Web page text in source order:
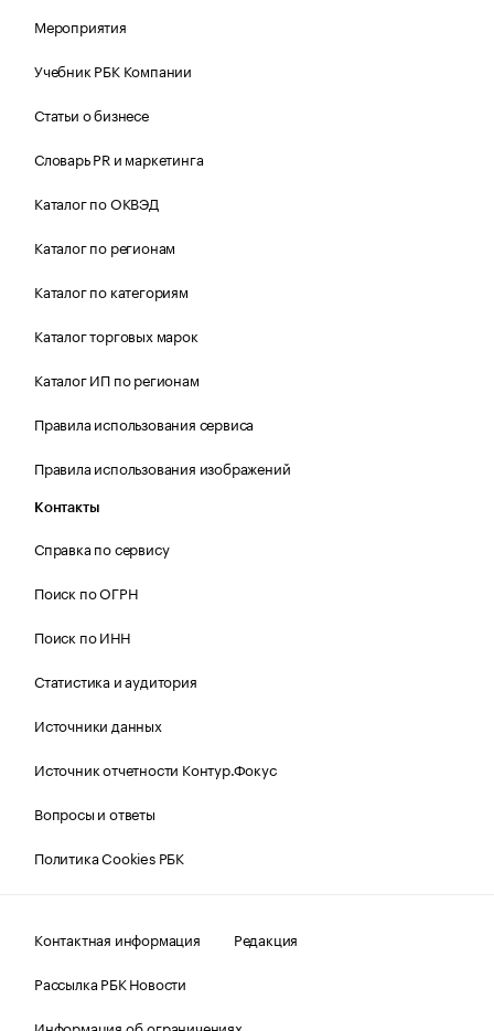
Мероприятия
Учебник РБК Компании
Статьи о бизнесе
Словарь PR и маркетинга
Каталог по ОКВЭД
Каталог по регионам
Каталог по категориям
Каталог торговых марок
Каталог ИП по регионам
Правила использования сервиса
Правила использования изображений
Контакты
Справка по сервису
Поиск по ОГРН
Поиск по ИНН
Статистика и аудитория
Источники данных
Источник отчетности Контур.Фокус
Вопросы и ответы
Политика Cookies РБК
Контактная информация
Редакция
Рассылка РБК Новости